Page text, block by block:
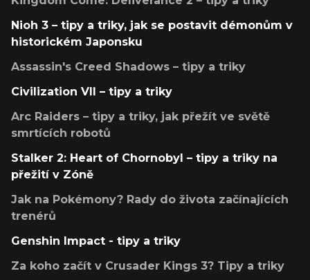
Nioh 3 – tipy a triky, jak se postavit démonům v
historickém Japonsku
Assassin's Creed Shadows – tipy a triky
Civilization VII – tipy a triky
Arc Raiders – tipy a triky, jak přežít ve světě
smrtících robotů
Stalker 2: Heart of Chornobyl – tipy a triky na
přežití v Zóně
Jak na Pokémony? Rady do života začínajících
trenérů
Genshin Impact - tipy a triky
Za koho začít v Crusader Kings 3? Tipy a triky